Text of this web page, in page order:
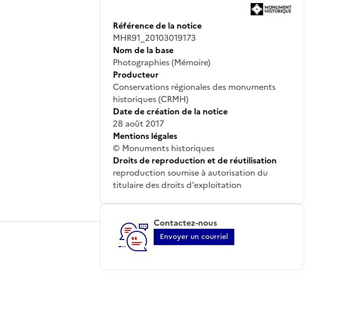
Référence de la notice
MHR91_20103019173
Nom de la base
Photographies (Mémoire)
Producteur
Conservations régionales des monuments
historiques (CRMH)
Date de création de la notice
28 août 2017
Mentions légales
© Monuments historiques
Droits de reproduction et de réutilisation
reproduction soumise à autorisation du
titulaire des droits d'exploitation
Contactez-nous
Envoyer un courriel